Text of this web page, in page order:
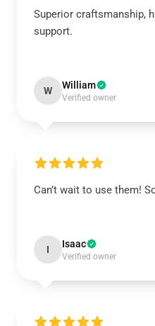
Superior craftsmanship,
support.
W William
Verified owner
Can’t wait to use them!
I Isaac
Verified owner